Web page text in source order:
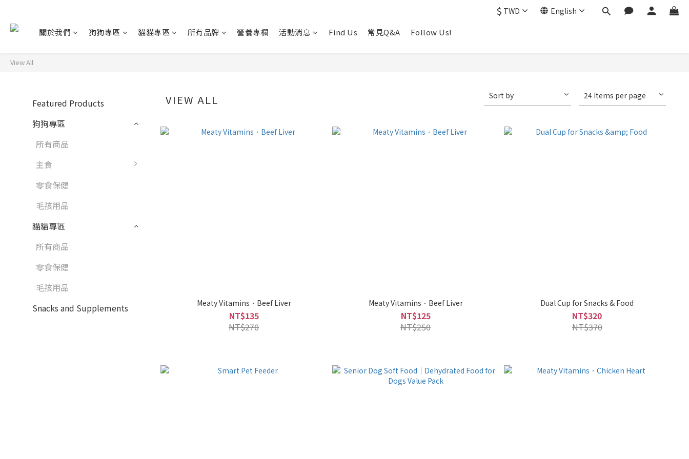
$ TWD English
關於我們 狗狗專區 貓貓專區 所有品牌 營養專欄 活動消息 Find Us 常見Q&A Follow Us!
View All
Featured Products
狗狗專區
所有商品
主食
零食保健
毛孩用品
貓貓專區
所有商品
零食保健
毛孩用品
Snacks and Supplements
VIEW ALL Sort by 24 Items per page
Meaty Vitamins．Beef Liver
NT$135
NT$270
Meaty Vitamins．Beef Liver
NT$125
NT$250
Dual Cup for Snacks & Food
NT$320
NT$370